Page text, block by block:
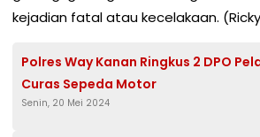
kejadian fatal atau kecelakaan.
Polres Way Kanan Ringkus 2 DPO
Curas Sepeda Motor
Senin, 20 Mei 2024